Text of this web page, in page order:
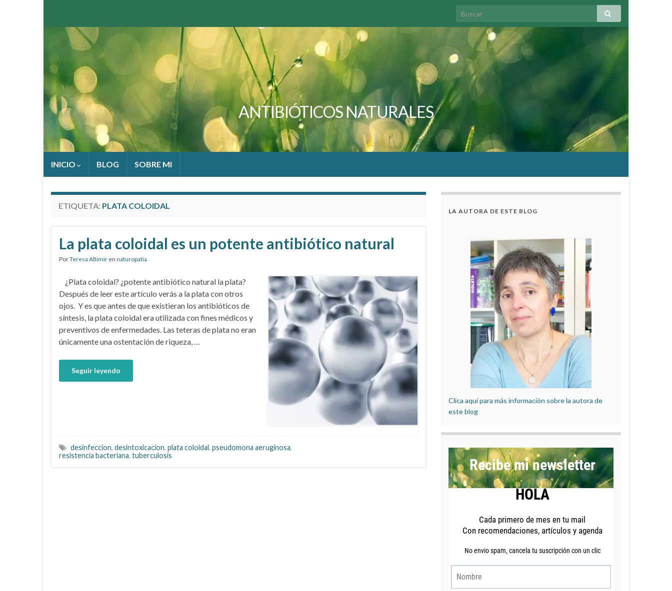
ANTIBIÓTICOS NATURALES
INICIO BLOG SOBRE MI
ETIQUETA: PLATA COLOIDAL
La plata coloidal es un potente antibiótico natural
PorTeresa Altimir en naturopatia
¿Plata coloidal? ¿potente antibiótico natural la plata?
Después de leer este artículo verás a la plata con otros
ojos. Y es que antes de que existieran los antibióticos de
síntesis, la plata coloidal era utilizada con fines médicos y
preventivos de enfermedades. Las teteras de plata no eran
únicamente una ostentación de riqueza, …
Seguir leyendo
desinfeccion, desintoxicacion, plata coloidal, pseudomona aeruginosa,
resistencia bacteriana, tuberculosis
LA AUTORA DE ESTE BLOG
Clica aquí para más información sobre la autora de
este blog